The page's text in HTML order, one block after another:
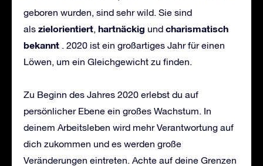
geboren wurden, sind sehr wild. Sie sind
als zielorientiert, hartnäckig und charismatisch
bekannt . 2020 ist ein großartiges Jahr für einen
Löwen, um ein Gleichgewicht zu finden.
Zu Beginn des Jahres 2020 erlebst du auf
persönlicher Ebene ein großes Wachstum. In
deinem Arbeitsleben wird mehr Verantwortung auf
dich zukommen und es werden große
Veränderungen eintreten. Achte auf deine Grenzen